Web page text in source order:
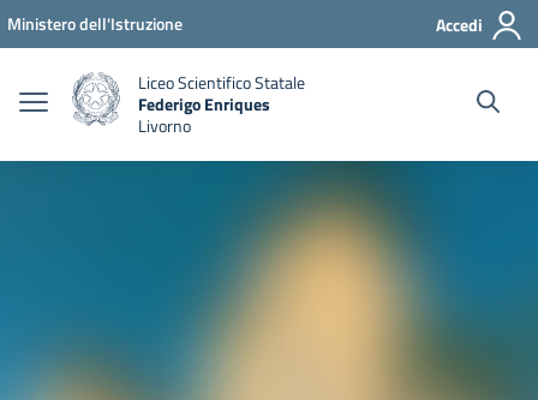
Vai ai contenuti
Vai al menu di navigazione
Vai al footer
Ministero dell'Istruzione Accedi
Liceo Scientifico Statale
Federigo Enriques
Livorno